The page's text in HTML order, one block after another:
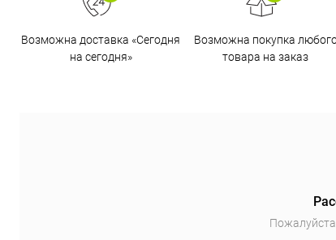
Возможна доставка «Сегодня
на сегодня»
Возможна покупка
товара на заказ